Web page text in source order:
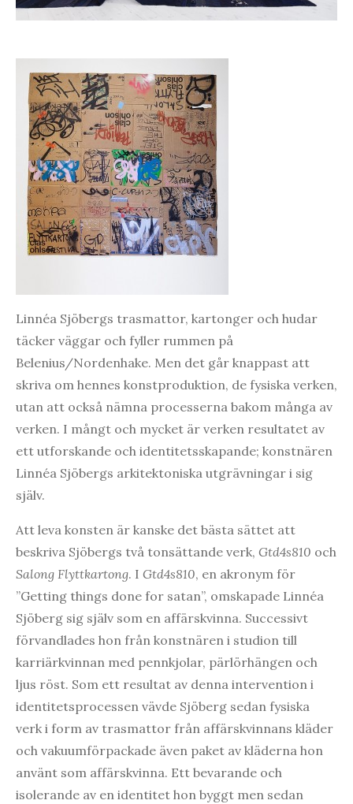
Linnéa Sjöbergs trasmattor, kartonger och hudar
täcker väggar och fyller rummen på
Belenius/Nordenhake. Men det går knappast att
skriva om hennes konstproduktion, de fysiska verken,
utan att också nämna processerna bakom många av
verken. I mångt och mycket är verken resultatet av
ett utforskande och identitetsskapande; konstnären
Linnéa Sjöbergs arkitektoniska utgrävningar i sig
själv.
Att leva konsten är kanske det bästa sättet att
beskriva Sjöbergs två tonsättande verk, Gtd4s810 och
Salong Flyttkartong. I Gtd4s810, en akronym för
”Getting things done for satan”, omskapade Linnéa
Sjöberg sig själv som en affärskvinna. Successivt
förvandlades hon från konstnären i studion till
karriärkvinnan med pennkjolar, pärlörhängen och
ljus röst. Som ett resultat av denna intervention i
identitetsprocessen vävde Sjöberg sedan fysiska
verk i form av trasmattor från affärskvinnans kläder
och vakuumförpackade även paket av kläderna hon
använt som affärskvinna. Ett bevarande och
isolerande av en identitet hon byggt men sedan